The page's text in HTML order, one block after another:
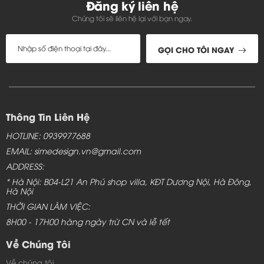
Bàn ghế sofa gỗ phòng khách đa năng
phù hợp xu hướng nội thất hiện đại
Nếu gia đình bạn có không gian nhỏ hẹp thì bạn nên
sử dụng mẫu bàn ghế gỗ phòng khách cao cấp chữ L
Đăng ký liên hệ
Chúng tôi sẽ liên hệ lại với bạn ngay.
GỌI CHO TÔI NGAY
Thông Tin Liên Hệ
HOTLINE: 0939977688
EMAIL: simedesign.vn@gmail.com
ADDRESS:
* Hà Nội: B04-L21 An Phú shop villa, KĐT Dương Nội, Hà Đông,
Hà Nội
THỜI GIAN LÀM VIỆC:
8H00 - 17H00 hàng ngày trừ CN và lễ tết
Về Chúng Tôi